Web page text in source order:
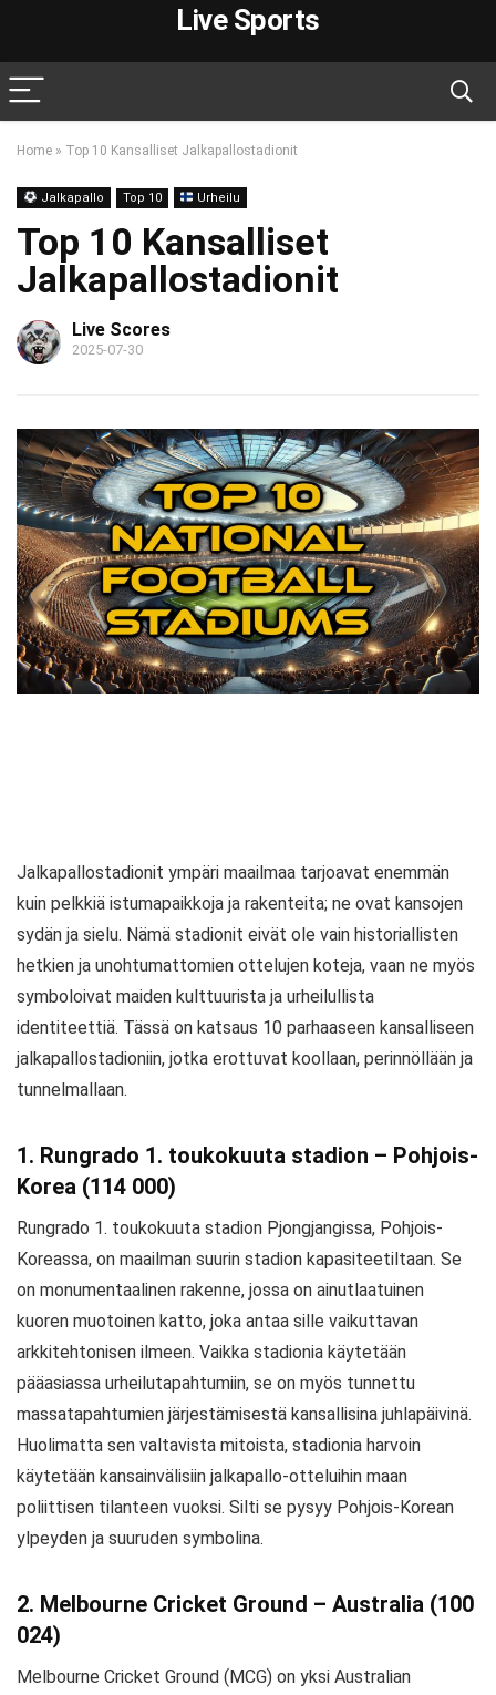
Live Sports
Home » Top 10 Kansalliset Jalkapallostadionit
Jalkapallo Top 10 Urheilu
Top 10 Kansalliset
Jalkapallostadionit
Live Scores
2025-07-30
Jalkapallostadionit ympäri maailmaa tarjoavat enemmän
kuin pelkkiä istumapaikkoja ja rakenteita; ne ovat kansojen
sydän ja sielu. Nämä stadionit eivät ole vain historiallisten
hetkien ja unohtumattomien ottelujen koteja, vaan ne myös
symboloivat maiden kulttuurista ja urheilullista
identiteettiä. Tässä on katsaus 10 parhaaseen kansalliseen
jalkapallostadioniin, jotka erottuvat koollaan, perinnöllään ja
tunnelmallaan.
1. Rungrado 1. toukokuuta stadion – Pohjois-
Korea (114 000)
Rungrado 1. toukokuuta stadion Pjongjangissa, Pohjois-
Koreassa, on maailman suurin stadion kapasiteetiltaan. Se
on monumentaalinen rakenne, jossa on ainutlaatuinen
kuoren muotoinen katto, joka antaa sille vaikuttavan
arkkitehtonisen ilmeen. Vaikka stadionia käytetään
pääasiassa urheilutapahtumiin, se on myös tunnettu
massatapahtumien järjestämisestä kansallisina juhlapäivinä.
Huolimatta sen valtavista mitoista, stadionia harvoin
käytetään kansainvälisiin jalkapallo-otteluihin maan
poliittisen tilanteen vuoksi. Silti se pysyy Pohjois-Korean
ylpeyden ja suuruden symbolina.
2. Melbourne Cricket Ground – Australia (100
024)
Melbourne Cricket Ground (MCG) on yksi Australian